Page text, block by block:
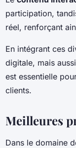
participation,
réel, renforçant
En intégrant ces
digitale, mais
est essentielle
clients.
Meilleures
Dans le domaine